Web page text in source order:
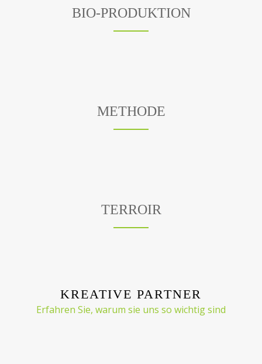
BIO-PRODUKTION
METHODE
TERROIR
KREATIVE PARTNER
Erfahren Sie, warum sie uns so wichtig sind